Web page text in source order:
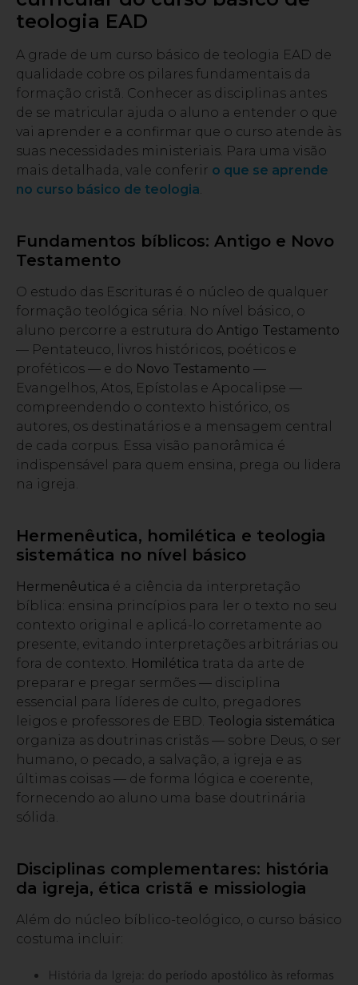
teologia EAD
A grade de um curso básico de teologia EAD de
qualidade cobre os pilares fundamentais da
formação cristã. Conhecer as disciplinas antes
de se matricular ajuda o aluno a entender o que
vai aprender e a confirmar que o curso atende às
suas necessidades ministeriais. Para uma visão
mais detalhada, vale conferir o que se aprende
no curso básico de teologia.
Fundamentos bíblicos: Antigo e Novo
Testamento
O estudo das Escrituras é o núcleo de qualquer
formação teológica séria. No nível básico, o
aluno percorre a estrutura do Antigo Testamento
— Pentateuco, livros históricos, poéticos e
proféticos — e do Novo Testamento —
Evangelhos, Atos, Epístolas e Apocalipse —
compreendendo o contexto histórico, os
autores, os destinatários e a mensagem central
de cada corpus. Essa visão panorâmica é
indispensável para quem ensina, prega ou lidera
na igreja.
Hermenêutica, homilética e teologia
sistemática no nível básico
Hermenêutica é a ciência da interpretação
bíblica: ensina princípios para ler o texto no seu
contexto original e aplicá-lo corretamente ao
presente, evitando interpretações arbitrárias ou
fora de contexto. Homilética trata da arte de
preparar e pregar sermões — disciplina
essencial para líderes de culto, pregadores
leigos e professores de EBD. Teologia sistemática
organiza as doutrinas cristãs — sobre Deus, o ser
humano, o pecado, a salvação, a igreja e as
últimas coisas — de forma lógica e coerente,
fornecendo ao aluno uma base doutrinária
sólida.
Disciplinas complementares: história
da igreja, ética cristã e missiologia
Além do núcleo bíblico-teológico, o curso básico
costuma incluir:
História da Igreja: do período apostólico às reformas